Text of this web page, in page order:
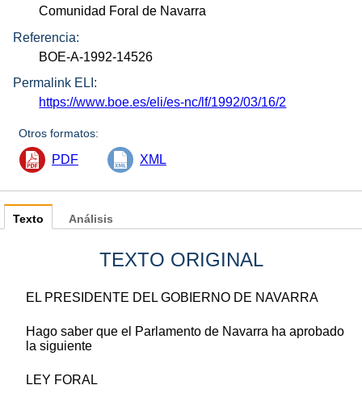
Comunidad Foral de Navarra
Referencia:
BOE-A-1992-14526
Permalink ELI:
https://www.boe.es/eli/es-nc/lf/1992/03/16/2
Otros formatos:
PDF XML
Texto
TEXTO ORIGINAL
EL PRESIDENTE DEL GOBIERNO DE NAVARRA
Hago saber que el Parlamento de Navarra ha aprobado
la siguiente
LEY FORAL
Análisis